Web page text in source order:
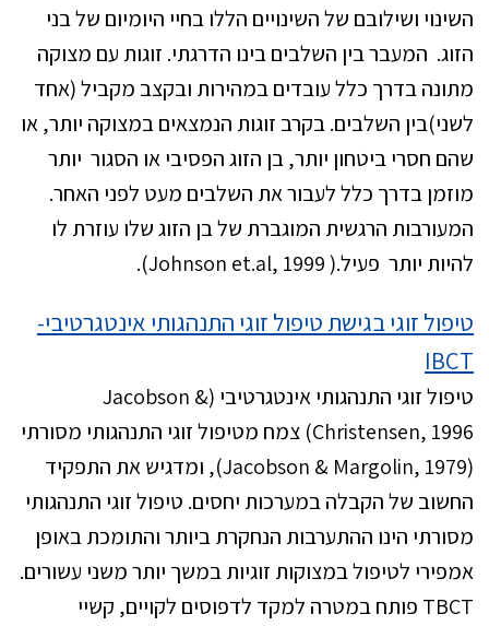
השינוי ושילובם של השינויים הללו בחיי היומיום של בני
הזוג. המעבר בין השלבים בינו הדרגתי. זוגות עם מצוקה
מתונה בדרך כלל עובדים במהירות ובקצב מקביל (אחד
לשני)בין השלבים. בקרב זוגות הנמצאים במצוקה יותר, או
שהם חסרי ביטחון יותר, בן הזוג הפסיבי או הסגור יותר
מוזמן בדרך כלל לעבור את השלבים מעט לפני האחר.
המעורבות הרגשית המוגברת של בן הזוג שלו עוזרת לו
להיות יותר פעיל.( Johnson et.al, 1999).
טיפול זוגי בגישת טיפול זוגי התנהגותי אינטגרטיבי-
IBCT
טיפול זוגי התנהגותי אינטגרטיבי (Jacobson &
Christensen, 1996) צמח מטיפול זוגי התנהגותי מסורתי
(Jacobson & Margolin, 1979), ומדגיש את התפקיד
החשוב של הקבלה במערכות יחסים. טיפול זוגי התנהגותי
מסורתי הינו ההתערבות הנחקרת ביותר והתומכת באופן
אמפירי לטיפול במצוקות זוגיות במשך יותר משני עשורים.
TBCT פותח במטרה למקד לדפוסים לקויים, קשיי